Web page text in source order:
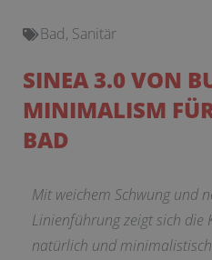
Bad, Sanitär
SINEA 3.0 VON
MINIMALISM
BAD
Mit weichem Schwung und
Linienführung zeigt sich die
natürlich und